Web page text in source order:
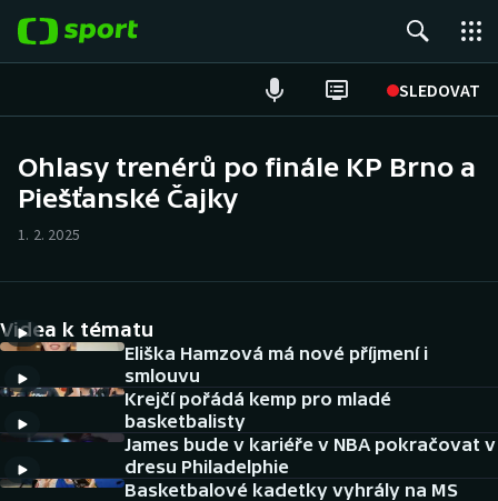
SLEDOVAT
Hokej
Cyklistika
DALŠÍ SPORTY
Americký fotbal
NEPŘEHLÉDNĚTE
Ohlasy trenérů po finále KP Brno a
Piešťanské Čajky
1. 2. 2025
Videa k tématu
Eliška Hamzová má nové příjmení i
smlouvu
Krejčí pořádá kemp pro mladé
basketbalisty
James bude v kariéře v NBA pokračovat v
dresu Philadelphie
Basketbalové kadetky vyhrály na MS